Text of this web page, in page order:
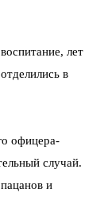
лет
в
офицера-
случай.
и